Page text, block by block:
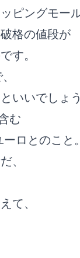
ピングモー
格の値段が
す。
いいでしょ
む
ーロとのこと
、
て、